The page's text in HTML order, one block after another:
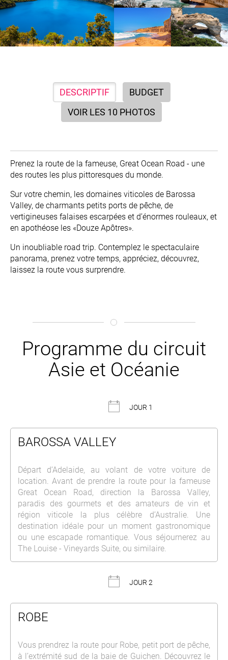
DESCRIPTIF
BUDGET
VOIR LES 10 PHOTOS
Prenez la route de la fameuse, Great Ocean Road - une
des routes les plus pittoresques du monde.
Sur votre chemin, les domaines viticoles de Barossa
Valley, de charmants petits ports de pêche, de
vertigineuses falaises escarpées et d’énormes rouleaux, et
en apothéose les «Douze Apôtres».
Un inoubliable road trip. Contemplez le spectaculaire
panorama, prenez votre temps, appréciez, découvrez,
laissez la route vous surprendre.
Programme du circuit
Asie et Océanie
JOUR 1
BAROSSA VALLEY
Départ d’Adelaide, au volant de votre voiture de
location. Avant de prendre la route pour la fameuse
Great Ocean Road, direction la Barossa Valley,
paradis des gourmets et des amateurs de vin et
région viticole la plus célèbre d’Australie. Une
destination idéale pour un moment gastronomique
ou une escapade romantique. Vous séjournerez au
The Louise - Vineyards Suite, ou similaire.
JOUR 2
ROBE
Vous prendrez la route pour Robe, petit port de pêche,
à l’extrémité sud de la baie de Guichen. Découvrez le